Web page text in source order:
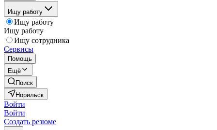
Ищу работу
Ищу работу
Ищу работу
Ищу сотрудника
Сервисы
Помощь
Ещё
Поиск
Норильск
Войти
Войти
Создать резюме